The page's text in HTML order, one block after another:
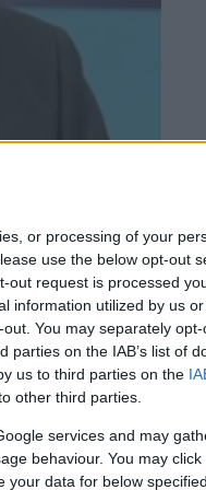
or processing of your
use the below opt-out
out request is processed
information utilized by us
You may separately
on the IAB’s list of
us to third parties on the
other third parties.
services and may
behaviour. You may
your data for below
την
του